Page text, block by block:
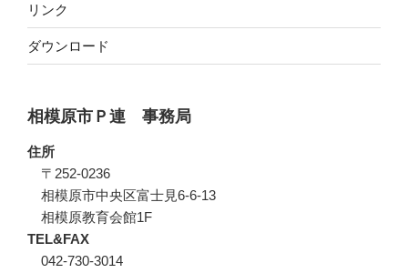
リンク
ダウンロード
相模原市Ｐ連 事務局
住所
〒252-0236
相模原市中央区富士見6-6-13
相模原教育会館1F
TEL&FAX
042-730-3014